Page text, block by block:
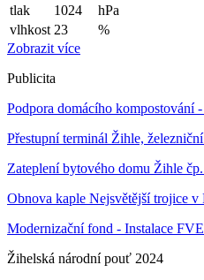
tlak
1024
hPa
vlhkost 23
%
Zobrazit více
Publicita
Podpora domácího kompostování
Přestupní terminál Žihle,
Zateplení bytového domu Žihle
Obnova kaple Nejsvětější trojice v
Modernizační fond - Instalace
Žihelská národní pouť 2024